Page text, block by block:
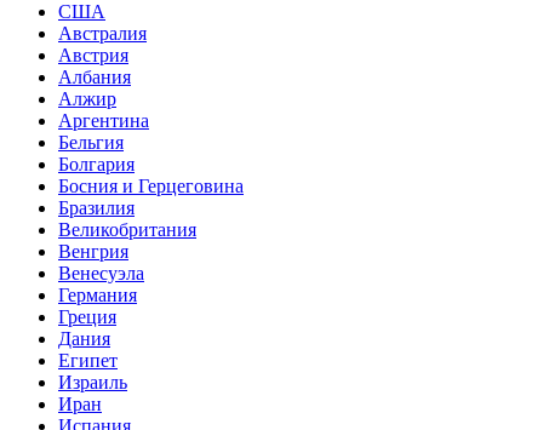
США
Австралия
Австрия
Албания
Алжир
Аргентина
Бельгия
Болгария
Босния и Герцеговина
Бразилия
Великобритания
Венгрия
Венесуэла
Германия
Греция
Дания
Египет
Израиль
Иран